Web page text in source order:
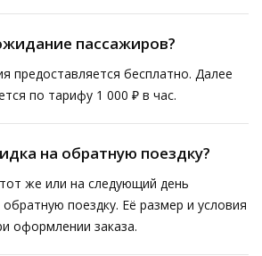
пассажиров?
предоставляется бесплатно. Далее
по тарифу 1 000 ₽ в час.
на обратную поездку?
же или на следующий день
поездку. Её размер и условия
оформлении заказа.